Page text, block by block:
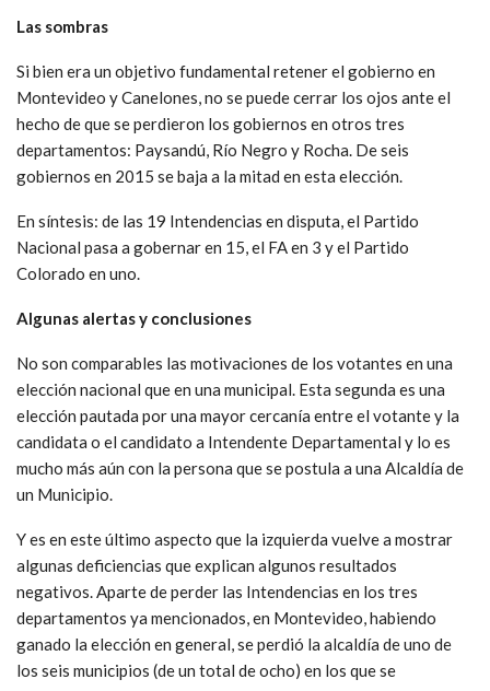
Las sombras
Si bien era un objetivo fundamental retener el gobierno en
Montevideo y Canelones, no se puede cerrar los ojos ante el
hecho de que se perdieron los gobiernos en otros tres
departamentos: Paysandú, Río Negro y Rocha. De seis
gobiernos en 2015 se baja a la mitad en esta elección.
En síntesis: de las 19 Intendencias en disputa, el Partido
Nacional pasa a gobernar en 15, el FA en 3 y el Partido
Colorado en uno.
Algunas alertas y conclusiones
No son comparables las motivaciones de los votantes en una
elección nacional que en una municipal. Esta segunda es una
elección pautada por una mayor cercanía entre el votante y la
candidata o el candidato a Intendente Departamental y lo es
mucho más aún con la persona que se postula a una Alcaldía de
un Municipio.
Y es en este último aspecto que la izquierda vuelve a mostrar
algunas deficiencias que explican algunos resultados
negativos. Aparte de perder las Intendencias en los tres
departamentos ya mencionados, en Montevideo, habiendo
ganado la elección en general, se perdió la alcaldía de uno de
los seis municipios (de un total de ocho) en los que se